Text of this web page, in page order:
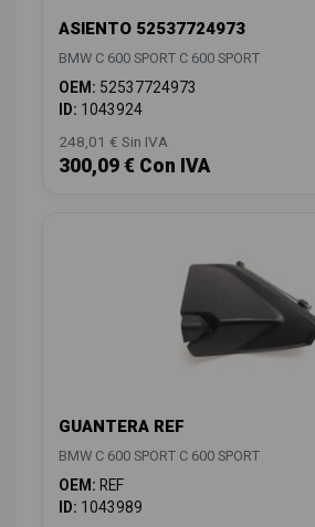
ASIENTO 52537724973
BMW C 600 SPORT C 600 SPORT
OEM: 52537724973
ID: 1043924
248,01 € Sin IVA
300,09 € Con IVA
GUANTERA REF
BMW C 600 SPORT C 600 SPORT
OEM: REF
ID: 1043989